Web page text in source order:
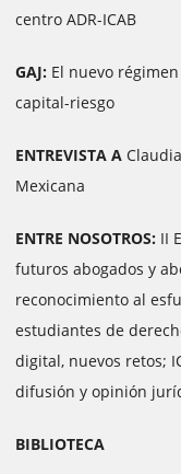
centro ADR-ICAB
GAJ: El nuevo
capital-riesgo
ENTREVISTA A
Mexicana
ENTRE NOSOTROS: II
futuros abogados y
reconocimiento al
estudiantes de
digital, nuevos retos;
difusión y opinión
BIBLIOTECA